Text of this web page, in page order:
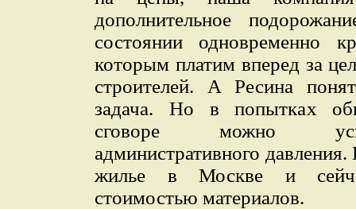
дополнительное
состоянии одновременно
которым платим вперед за
строителей. А Ресина
задача. Но в попытках
сговоре можно
административного
жилье в Москве и
стоимостью материалов.